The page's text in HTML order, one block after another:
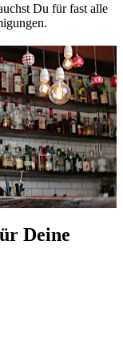
Du für fast alle
Deine